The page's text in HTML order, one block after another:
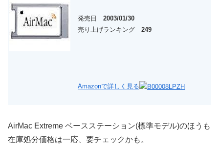
発売日 2003/01/30
売り上げランキング 249
Amazonで詳しく見る
AirMac Extreme ベースステーション(標準モデル)のほうも
在庫処分価格は一応、要チェックかも。